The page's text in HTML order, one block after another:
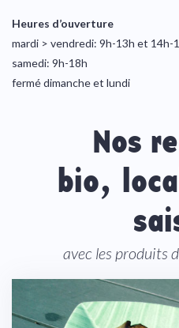
Heures d’ouverture
mardi > vendredi: 9h-13h et 14h-
samedi: 9h-18h
fermé dimanche et lundi
Nos
bio,
avec les produits